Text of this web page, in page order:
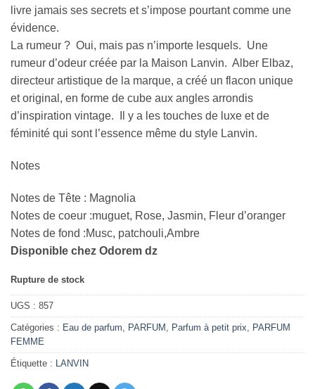
livre jamais ses secrets et s’impose pourtant comme une
évidence.
La rumeur ? Oui, mais pas n’importe lesquels. Une
rumeur d’odeur créée par la Maison Lanvin. Alber Elbaz,
directeur artistique de la marque, a créé un flacon unique
et original, en forme de cube aux angles arrondis
d’inspiration vintage. Il y a les touches de luxe et de
féminité qui sont l’essence même du style Lanvin.
‌Notes
Notes de Tête : Magnolia
Notes de coeur :muguet, Rose, Jasmin, Fleur d’oranger
Notes de fond :Musc, patchouli,Ambre
Disponible chez Odorem dz
Rupture de stock
UGS : 857
Catégories : Eau de parfum PARFUM Parfum à petit prix
PARFUM
FEMME
Étiquette : LANVIN